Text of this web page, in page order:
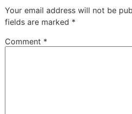
Your email address will not be
fields are marked *
Comment *